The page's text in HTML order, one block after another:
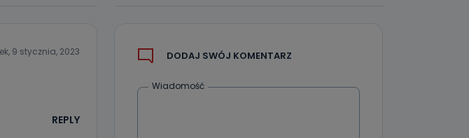
9 stycznia, 2023
REPLY
DODAJ SWÓJ KOMENTARZ
Wiadomość